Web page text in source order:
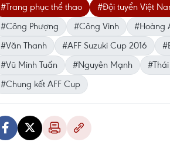
#Trang phục thể thao #Đội tuyển Việt
#Công Phượng
#Công Vinh #Hoàng
#Văn Thanh
#AFF Suzuki Cup 2016
#Vũ Minh Tuấn
#Nguyên Mạnh
#Chung kết AFF Cup